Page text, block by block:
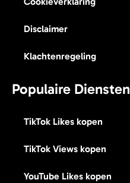
Disclaimer
Klachtenregeling
Populaire Diensten
TikTok Likes kopen
TikTok Views kopen
YouTube Likes kopen